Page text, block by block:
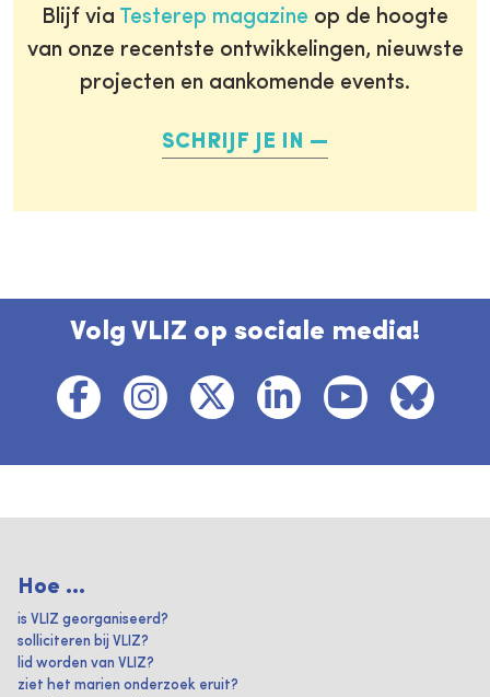
Blijf via Testerep magazine op de hoogte
van onze recentste ontwikkelingen, nieuwste
projecten en aankomende events.
SCHRIJF JE IN
Volg VLIZ op sociale media!
Hoe ...
is VLIZ georganiseerd?
solliciteren bij VLIZ?
lid worden van VLIZ?
ziet het marien onderzoek eruit?